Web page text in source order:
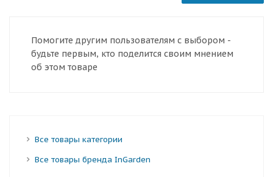
Помогите другим пользователям с выбором -
будьте первым, кто поделится своим мнением
об этом товаре
Все товары категории
Все товары бренда InGarden